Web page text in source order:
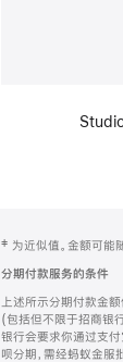
页
脚
注
‡ 为近似值。金额可能
分期付款服务的条件
上述所示分期付款金
(包括但不限于招商银
银行会要求你通过支
呗分期，需经蚂蚁金